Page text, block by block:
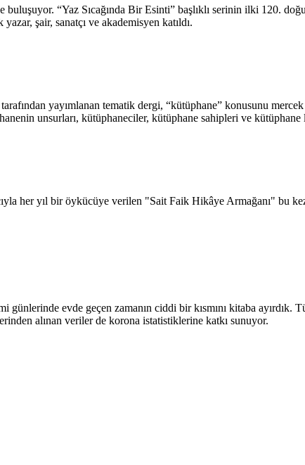
“Yaz Sıcağında Bir Esinti” başlıklı serinin ilki 120.
şair, sanatçı ve akademisyen katıldı.
yayımlanan tematik dergi, “kütüphane” konusunu
unsurları, kütüphaneciler, kütüphane sahipleri ve
her yıl bir öykücüye verilen "Sait Faik Hikâye Armağanı" bu
evde geçen zamanın ciddi bir kısmını kitaba
alınan veriler de korona istatistiklerine katkı sunuyor.